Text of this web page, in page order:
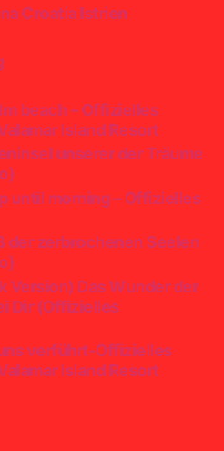
Croatia Istrien
beach – Offizielles
Island Resort
unserer der Träume
until morning – Offizielles
der zerbrochenen Seelen
Version) Das Wunder der
Dir (Offizielles
verführt-Offizielles
Island Resort